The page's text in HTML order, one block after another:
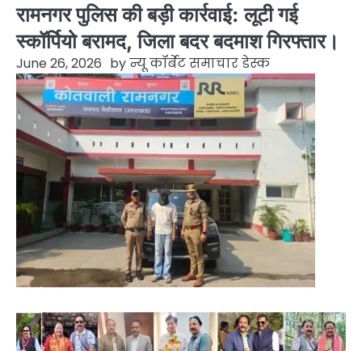
रामनगर पुलिस की बड़ी कार्रवाई: लूटी गई
स्कॉर्पियो बरामद, जिला बदर बदमाश गिरफ्तार।
June 26, 2026 byन्यू कॉर्बेट समाचार डेस्क